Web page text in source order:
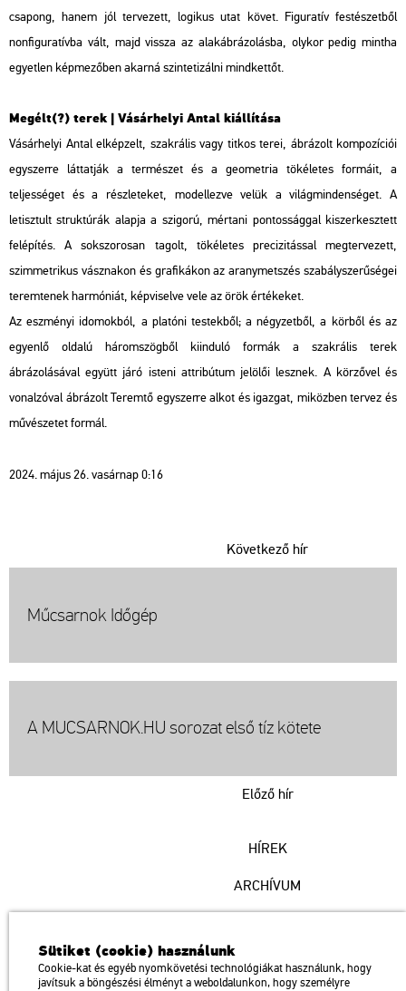
csapong, hanem jól tervezett, logikus utat követ. Figuratív festészetből
nonfiguratívba vált, majd vissza az alakábrázolásba, olykor pedig mintha
egyetlen képmezőben akarná szintetizálni mindkettőt.
Megélt(?) terek | Vásárhelyi Antal kiállítása
Vásárhelyi Antal elképzelt, szakrális vagy titkos terei, ábrázolt kompozíciói
egyszerre láttatják a természet és a geometria tökéletes formáit, a
teljességet és a részleteket, modellezve velük a világmindenséget. A
letisztult struktúrák alapja a szigorú, mértani pontossággal kiszerkesztett
felépítés. A sokszorosan tagolt, tökéletes precizitással megtervezett,
szimmetrikus vásznakon és grafikákon az aranymetszés szabályszerűségei
teremtenek harmóniát, képviselve vele az örök értékeket.
Az eszményi idomokból, a platóni testekből; a négyzetből, a körből és az
egyenlő oldalú háromszögből kiinduló formák a szakrális terek
ábrázolásával együtt járó isteni attribútum jelölői lesznek. A körzővel és
vonalzóval ábrázolt Teremtő egyszerre alkot és igazgat, miközben tervez és
művészetet formál.
2024. május 26. vasárnap 0:16
Következő hír
Műcsarnok Időgép
A MUCSARNOK.HU sorozat első tíz kötete
Előző hír
HÍREK
ARCHÍVUM
a Magyar Művészeti Akadémia intézménye
1146 Budapest, Dózsa György út 37.
Sütiket (cookie) használunk
Cookie-kat és egyéb nyomkövetési technológiákat használunk, hogy
javítsuk a böngészési élményt a weboldalunkon, hogy személyre